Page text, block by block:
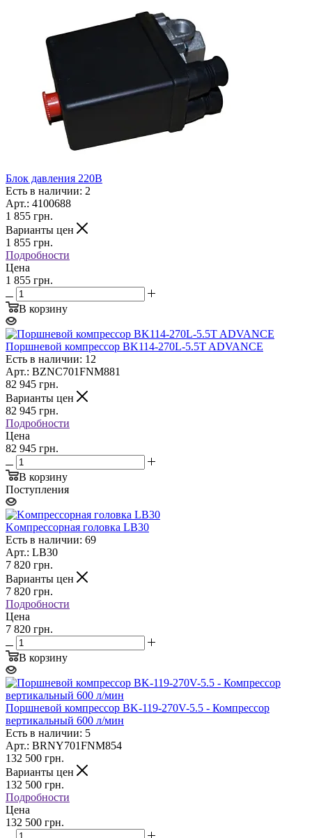
Блок давления 220В
Есть в наличии: 2
Арт.: 4100688
1 855 грн.
Варианты цен
1 855 грн.
Подробности
Цена
1 855 грн.
В корзину
Поршневой компрессор BK114-270L-5.5T ADVANCE
Есть в наличии: 12
Арт.: BZNC701FNM881
82 945 грн.
Варианты цен
82 945 грн.
Подробности
Цена
82 945 грн.
В корзину
Поступления
Koмпpeccopнaя гoлoвкa LB30
Есть в наличии: 69
Арт.: LB30
7 820 грн.
Варианты цен
7 820 грн.
Подробности
Цена
7 820 грн.
В корзину
Поршневой компрессор BK-119-270V-5.5 - Компрессор
вертикальный 600 л/мин
Есть в наличии: 5
Арт.: BRNY701FNM854
132 500 грн.
Варианты цен
132 500 грн.
Подробности
Цена
132 500 грн.